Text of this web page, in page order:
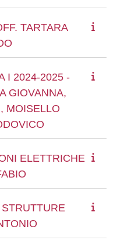
TARTARA
I 2024-2025 -
GIOVANNA,
MOISELLO
ELETTRICHE